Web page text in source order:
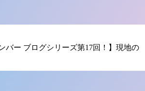
バー ブログシリーズ第17回！】現地の